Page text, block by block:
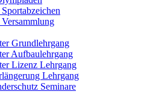
Grundlehrgang
Aufbaulehrgang
Lizenz Lehrgang
Lehrgang
Seminare